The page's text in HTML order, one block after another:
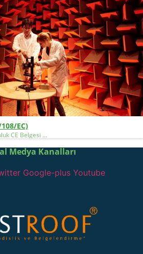
EC)
CE Belgesi …
Medya Kanalları
Google-plus Youtube